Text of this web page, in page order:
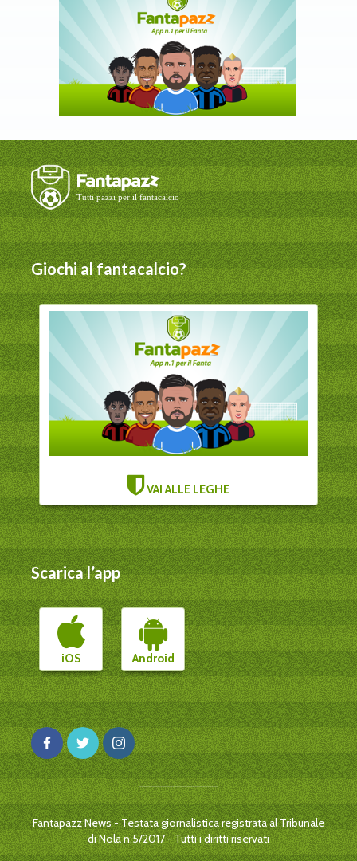
Giochi al fantacalcio?
VAI ALLE LEGHE
Scarica l’app
iOS Android
Fantapazz News - Testata giornalistica registrata al Tribunale
di Nola n.5/2017 - Tutti i diritti riservati